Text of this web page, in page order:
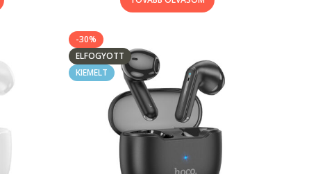
-30%
ELFOGYOTT
KIEMELT